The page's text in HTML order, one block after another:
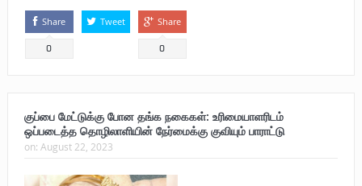
Share
0
Tweet Share
0
குப்பை மேட்டுக்கு போன தங்க நகைகள்: உரிமையாளரிடம்
ஒப்படைத்த தொழிலாளியின் நேர்மைக்கு குவியும் பாராட்டு
on: August 22, 2023